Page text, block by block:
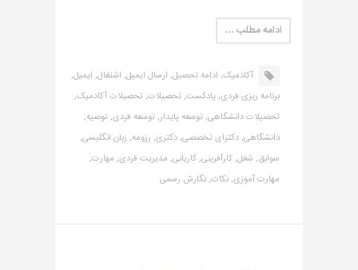
ادامه مطلب …
آکادمیک, ادامه تحصیل, ارسال ایمیل, اشتغال, ایمیل,
برنامه ریزی فردی,پادکست,تحصیلات,تحصیلات آکادمیک,
تحصیلات دانشگاهی,توسعه پایدار,توسعه فردی,توصیه,
دانشگاهی,دکترای تخصصی,دکتری, رزومه, زبان انگلیسی,
سوابق, شغل,کارآفرینی,کاریابی, مدیریت فردی, مهارت,
مهارت آموزی,نکات,نگارش رسمی